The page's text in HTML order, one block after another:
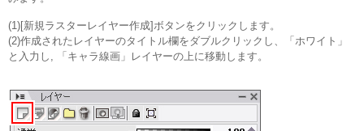
(1)[新規ラスターレイヤー作成]ボタンをクリックします。
(2)作成されたレイヤーのタイトル欄をダブルクリックし、「ホワイト」
と入力し, 「キャラ線画」レイヤーの上に移動します。